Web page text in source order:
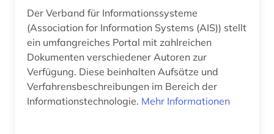
finanzwirtschaft (1)
firma (1)
forschung (1)
forschungsdaten (1)
Der Verband für Informationssysteme
(Association for Information Systems (AIS)) stellt
ein umfangreiches Portal mit zahlreichen
Dokumenten verschiedener Autoren zur
Verfügung. Diese beinhalten Aufsätze und
Verfahrensbeschreibungen im Bereich der
Informationstechnologie. Mehr Informationen